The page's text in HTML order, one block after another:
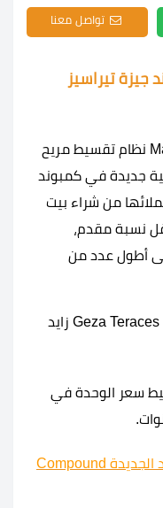
تواصل معنا
تيراسيز
وفرت شركة Marakez Developments نظام تقسيط مريح
جديدة في كمبوند
من شراء بيت
نسبة مقدم،
أطول عدد من
وجاء نظام الدفع والتقسيط بكمبوند Geza Teraces زايد
سعر الوحدة في
كمبوند انفينتي زايد الجديدة Compound